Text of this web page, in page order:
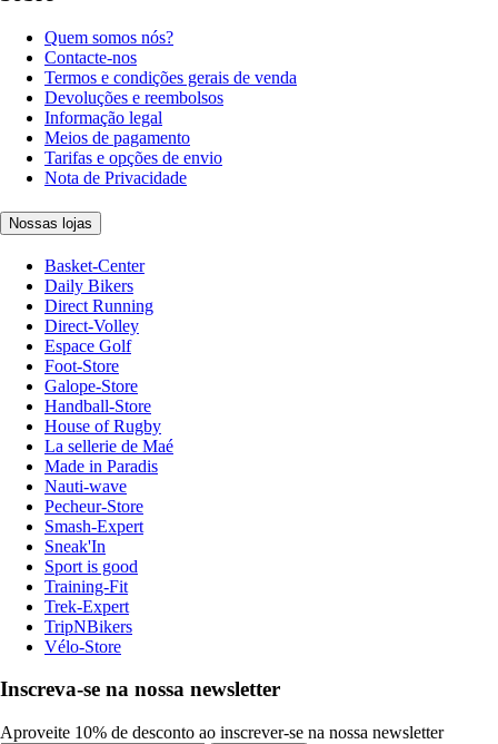
Quem somos nós?
Contacte-nos
Termos e condições gerais de venda
Devoluções e reembolsos
Informação legal
Meios de pagamento
Tarifas e opções de envio
Nota de Privacidade
Nossas lojas
Basket-Center
Daily Bikers
Direct Running
Direct-Volley
Espace Golf
Foot-Store
Galope-Store
Handball-Store
House of Rugby
La sellerie de Maé
Made in Paradis
Nauti-wave
Pecheur-Store
Smash-Expert
Sneak'In
Sport is good
Training-Fit
Trek-Expert
TripNBikers
Vélo-Store
Inscreva-se na nossa newsletter
Aproveite 10% de desconto ao inscrever-se na nossa newsletter